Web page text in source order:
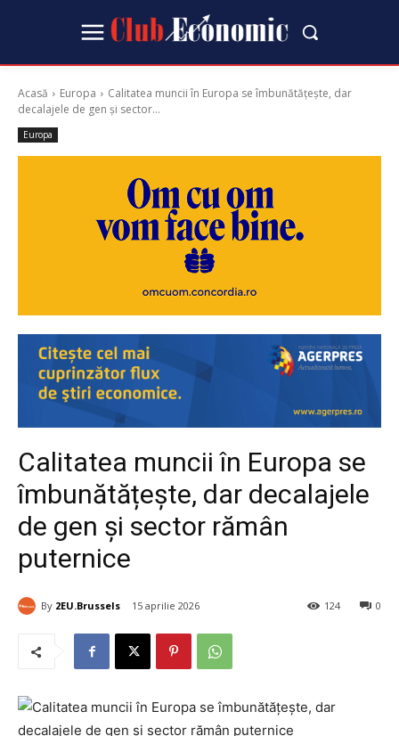
Acasă Europa
Calitatea muncii în Europa se îmbunătățește, dar
decalajele de gen și sector...
Europa
Calitatea muncii în Europa se
îmbunătățește, dar decalajele
de gen și sector rămân
puternice
By 2EU.Brussels 15 aprilie 2026 0
124